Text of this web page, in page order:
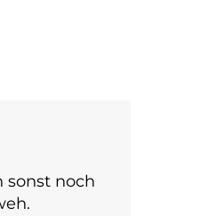
sonst noch